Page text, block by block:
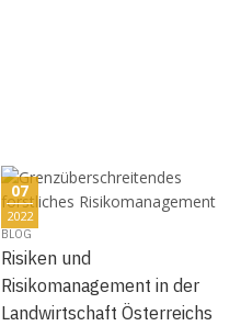
07
2022
BLOG
Risiken und
Risikomanagement in der
Landwirtschaft Österreichs